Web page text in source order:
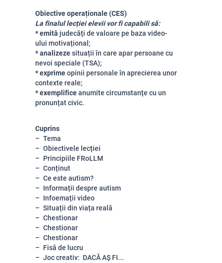
Obiective operaționale (CES)
La finalul lecției elevii vor fi capabili să:
* emită judecăți de valoare pe baza video-
ului motivațional;
* analizezesituații în care apar persoane cu
nevoi speciale (TSA);
* exprimeopinii personale în aprecierea unor
contexte reale;
* exemplificeanumite circumstanțe cu un
pronunțat civic.
Cuprins
Tema
Obiectivele lecției
Principiile FRoLLM
Conținut
Ce este autism?
Informații despre autism
Infoemații video
Situații din viața reală
Chestionar
Chestionar
Chestionar
Fisă de lucru
Joc creativ: DACĂ AȘ FI...